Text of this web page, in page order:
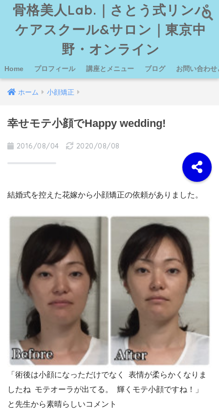
骨格美人Lab.｜さとう式リンパ
ケアスクール&サロン｜東京中
野・オンライン
Home プロフィール 講座とメニュー ブログ お問い合わせ
ホーム 小顔矯正
幸せモテ小顔でHappy wedding!
2016/08/04 2020/08/08
結婚式を控えた花嫁から小顔矯正の依頼がありました。
「術後は小顔になっただけでなく 表情が柔らかくなりま
したね モテオーラが出てる。 輝くモテ小顔ですね！」
と先生から素晴らしいコメント